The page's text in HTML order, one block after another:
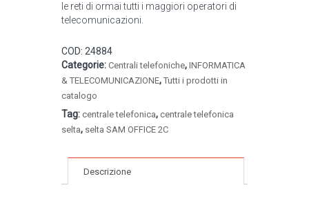
le reti di ormai tutti i maggiori operatori di
telecomunicazioni.
COD: 24884
Categorie: Centrali telefoniche, INFORMATICA
& TELECOMUNICAZIONE, Tutti i prodotti in
catalogo
Tag: centrale telefonica, centrale telefonica
selta, selta SAM OFFICE 2C
Descrizione